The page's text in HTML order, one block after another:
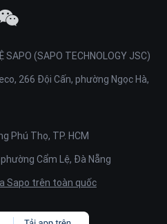
SAPO (SAPO TECHNOLOGY JSC)
266 Đội Cấn, phường Ngọc Hà,
Phú Thọ, TP. HCM
Cẩm Lệ, Đà Nẵng
Sapo trên toàn quốc